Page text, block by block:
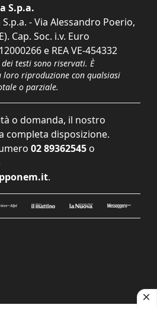
S.p.a.
- Via Alessandro Poerio,
Cap. Soc. i.v. Euro
e REA VE-454332
testi sono riservati. È
loro riproduzione con qualsiasi
o parziale.
o domanda, il nostro
completa disposizione.
02 89362545 o
.